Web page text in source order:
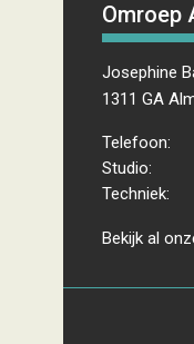
Omroep
Josephine
1311 GA
Telefoon:
Studio:
Techniek:
Bekijk al